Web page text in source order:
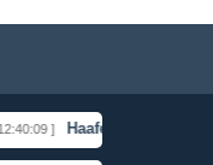
Haafedk Gsm Free